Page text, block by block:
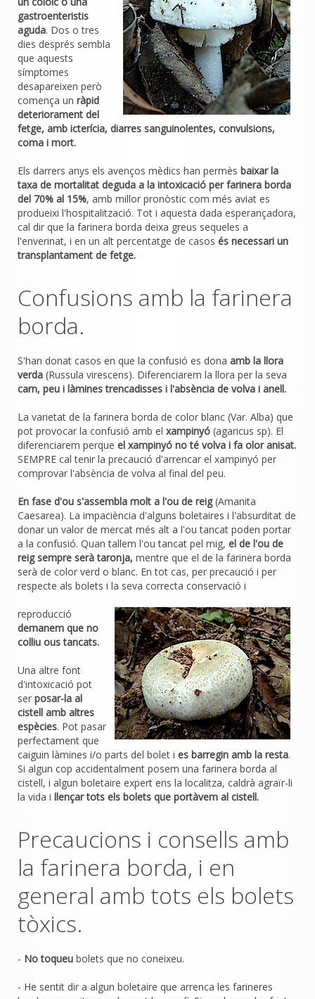
gastroenteristis
aguda. Dos o tres
dies després sembla
que aquests
símptomes
desapareixen però
comença un ràpid
deteriorament del
fetge, amb icterícia, diarres sanguinolentes, convulsions,
coma i mort.
Els darrers anys els avenços mèdics han permès baixar la
taxa de mortalitat deguda a la intoxicació per farinera borda
del 70% al 15%, amb millor pronòstic com més aviat es
produeixi l'hospitalització. Tot i aquesta dada esperançadora,
cal dir que la farinera borda deixa greus sequeles a
l'enverinat, i en un alt percentatge de casos és necessari un
transplantament de fetge.
Confusions amb la farinera
borda.
S'han donat casos en que la confusió es dona amb la llora
verda (Russula virescens). Diferenciarem la llora per la seva
carn, peu i làmines trencadisses i l'absència de volva i anell.
La varietat de la farinera borda de color blanc (Var. Alba) que
pot provocar la confusió amb el xampinyó (agaricus sp). El
diferenciarem perque el xampinyó no té volva i fa olor anisat.
SEMPRE cal tenir la precaució d'arrencar el xampinyó per
comprovar l'absència de volva al final del peu.
En fase d'ou s'assembla molt a l'ou de reig(Amanita
Caesarea). La impaciència d'alguns boletaires i l'absurditat de
donar un valor de mercat més alt a l'ou tancat poden portar
a la confusió. Quan tallem l'ou tancat pel mig, el de l'ou de
reig sempre serà taronja, mentre que el de la farinera borda
serà de color verd o blanc. En tot cas, per precaució i per
respecte als bolets i la seva correcta conservació i
reproducció
demanem que no
colliu ous tancats.
Una altre font
d'intoxicació pot
ser posar-la al
cistell amb altres
espècies. Pot pasar
perfectament que
caiguin làmines i/o parts del bolet i es barregin amb la resta.
Si algun cop accidentalment posem una farinera borda al
cistell, i algun boletaire expert ens la localitza, caldrà agraïr-li
la vida i llençar tots els bolets que portàvem al cistell.
Precaucions i consells amb
la farinera borda, i en
general amb tots els bolets
tòxics.
- No toqueu bolets que no coneixeu.
- He sentit dir a algun boletaire que arrenca les farineres